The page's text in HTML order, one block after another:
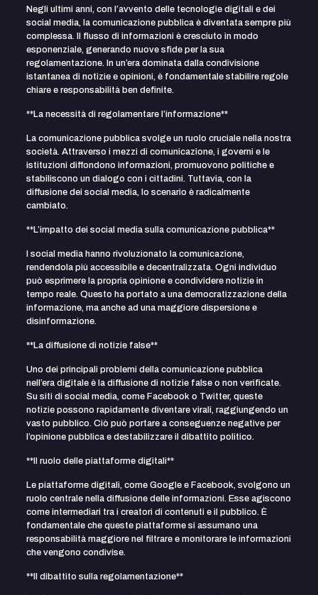
Negli ultimi anni, con l’avvento delle tecnologie digitali e dei
social media, la comunicazione pubblica è diventata sempre più
complessa. Il flusso di informazioni è cresciuto in modo
esponenziale, generando nuove sfide per la sua
regolamentazione. In un’era dominata dalla condivisione
istantanea di notizie e opinioni, è fondamentale stabilire regole
chiare e responsabilità ben definite.
**La necessità di regolamentare l’informazione**
La comunicazione pubblica svolge un ruolo cruciale nella nostra
società. Attraverso i mezzi di comunicazione, i governi e le
istituzioni diffondono informazioni, promuovono politiche e
stabiliscono un dialogo con i cittadini. Tuttavia, con la
diffusione dei social media, lo scenario è radicalmente
cambiato.
**L’impatto dei social media sulla comunicazione pubblica**
I social media hanno rivoluzionato la comunicazione,
rendendola più accessibile e decentralizzata. Ogni individuo
può esprimere la propria opinione e condividere notizie in
tempo reale. Questo ha portato a una democratizzazione della
informazione, ma anche ad una maggiore dispersione e
disinformazione.
**La diffusione di notizie false**
Uno dei principali problemi della comunicazione pubblica
nell’era digitale è la diffusione di notizie false o non verificate.
Su siti di social media, come Facebook o Twitter, queste
notizie possono rapidamente diventare virali, raggiungendo un
vasto pubblico. Ciò può portare a conseguenze negative per
l’opinione pubblica e destabilizzare il dibattito politico.
**Il ruolo delle piattaforme digitali**
Le piattaforme digitali, come Google e Facebook, svolgono un
ruolo centrale nella diffusione delle informazioni. Esse agiscono
come intermediari tra i creatori di contenuti e il pubblico. È
fondamentale che queste piattaforme si assumano una
responsabilità maggiore nel filtrare e monitorare le informazioni
che vengono condivise.
**Il dibattito sulla regolamentazione**